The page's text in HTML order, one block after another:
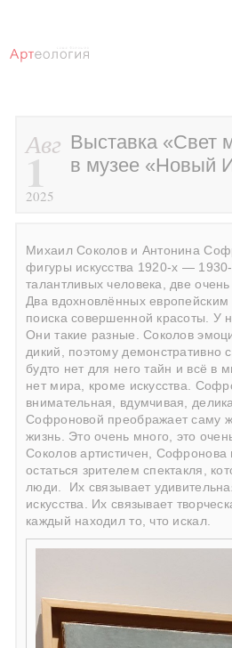
Авг
1
2025
Выставка «Свет
в музее «Новый
Михаил Соколов и Антонина
фигуры искусства 1920-х —
талантливых человека, две
Два вдохновлённых европейским
поиска совершенной красоты. У
Они такие разные. Соколов
дикий, поэтому демонстративно
будто нет для него тайн и всё в
нет мира, кроме искусства.
внимательная, вдумчивая,
Софроновой преображает саму
жизнь. Это очень много, это
Соколов артистичен, Софронова
остаться зрителем спектакля,
люди.
Их связывает
искусства. Их связывает
каждый находил то, что искал.